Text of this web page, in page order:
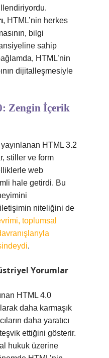
, HTML’nin herkes
bilgi
sahip
HTML’nin
dijitalleşmesiyle
Zengin İçerik
HTML 3.2
stiller ve form
web
hale getirdi. Bu
niteliğini de
toplumsal
.
Yorumlar
HTML 4.0
daha karmaşık
daha yaratıcı
ettiğini gösterir.
hukuk üzerine